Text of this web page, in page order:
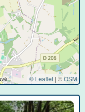
© Leaflet | ©OSM